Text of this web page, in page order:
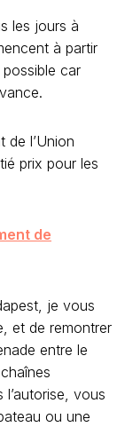
les jours à
à partir
possible car
de l’Union
prix pour les
de
je vous
et de remontrer
entre le
vous
ou une